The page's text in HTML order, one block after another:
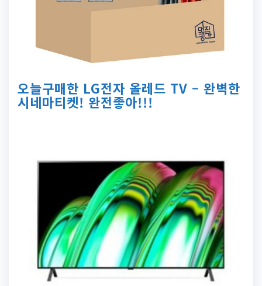
오늘구매한 LG전자 올레드 TV – 완벽한
시네마티켓! 완전좋아!!!